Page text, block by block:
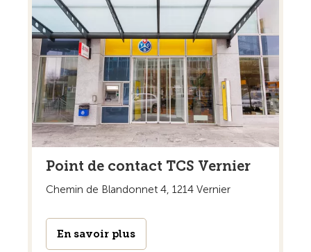
Point de contact TCS Vernier
Chemin de Blandonnet 4, 1214 Vernier
En savoir plus